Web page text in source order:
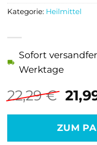
22,29€
Preis
war:
Sofort
Werktage
ZUM
Kategorie: Heilmittel